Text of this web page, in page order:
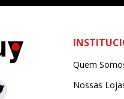
Quem
Nossas